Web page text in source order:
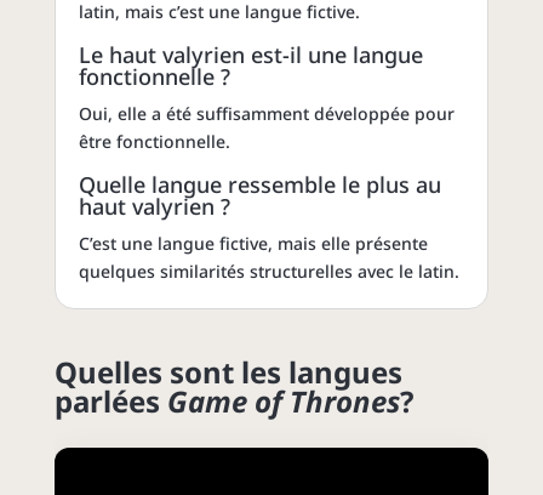
latin, mais c’est une langue fictive.
Le haut valyrien est-il une langue
fonctionnelle ?
Oui, elle a été suffisamment développée pour
être fonctionnelle.
Quelle langue ressemble le plus au
haut valyrien ?
C’est une langue fictive, mais elle présente
quelques similarités structurelles avec le latin.
Quelles sont les langues
parlées Game of Thrones?